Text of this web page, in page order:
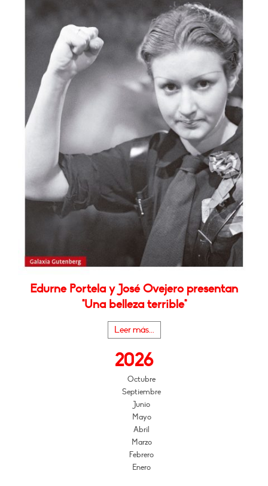
Edurne Portela y José Ovejero presentan
"Una belleza terrible"
Leer más...
2026
Octubre
Septiembre
Junio
Mayo
Abril
Marzo
Febrero
Enero